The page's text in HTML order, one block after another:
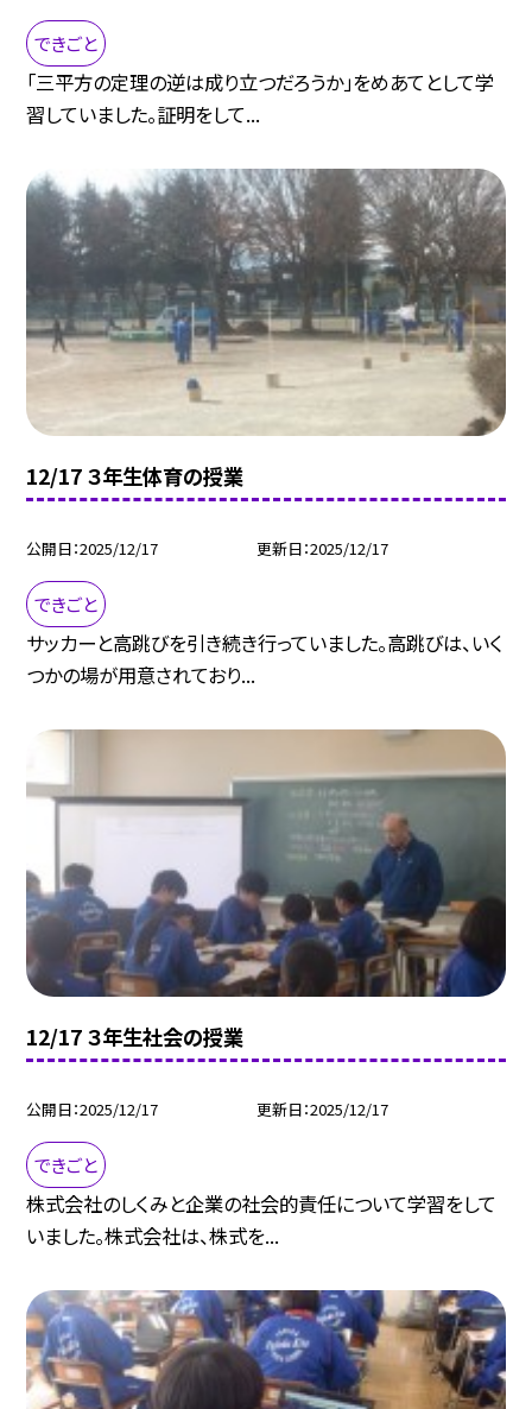
できごと
「三平方の定理の逆は成り立つだろうか」をめあてとして学
習していました。証明をして...
12/17 ３年生体育の授業
公開日 2025/12/17 更新日 2025/12/17
できごと
サッカーと高跳びを引き続き行っていました。高跳びは、いく
つかの場が用意されており...
12/17 ３年生社会の授業
公開日 2025/12/17 更新日 2025/12/17
できごと
株式会社のしくみと企業の社会的責任について学習をして
いました。株式会社は、株式を...